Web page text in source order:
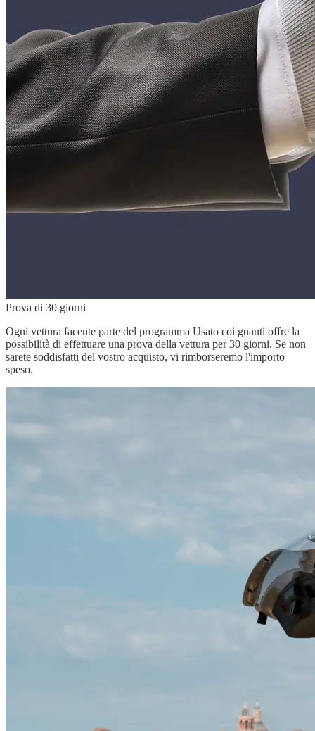
Prova di 30 giorni
Ogni vettura facente parte del programma Usato coi guanti offre la
possibilità di effettuare una prova della vettura per 30 giorni. Se non
sarete soddisfatti del vostro acquisto, vi rimborseremo l'importo
speso.